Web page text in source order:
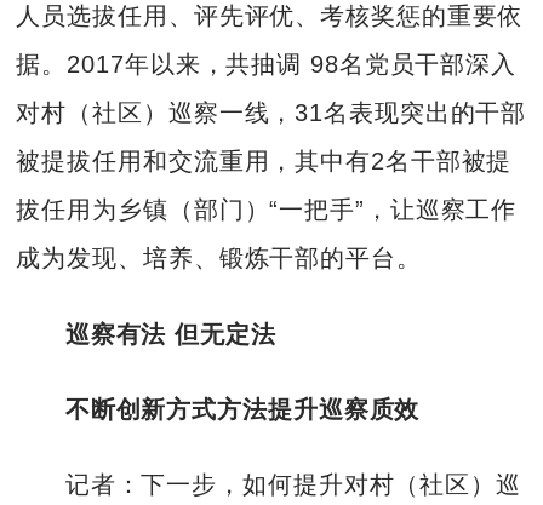
人员选拔任用、评先评优、考核奖惩的重要依
据。2017年以来，共抽调 98名党员干部深入
对村（社区）巡察一线，31名表现突出的干部
被提拔任用和交流重用，其中有2名干部被提
拔任用为乡镇（部门）“一把手”，让巡察工作
成为发现、培养、锻炼干部的平台。
巡察有法 但无定法
不断创新方式方法提升巡察质效
记者：下一步，如何提升对村（社区）巡